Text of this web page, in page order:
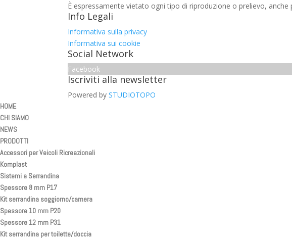
È espressamente vietato ogni tipo di riproduzione o prelievo, anche
Info Legali
Informativa sulla privacy
Informativa sui cookie
Social Network
Facebook
Iscriviti alla newsletter
Powered bySTUDIOTOPO
HOME
CHI SIAMO
NEWS
PRODOTTI
Accessori per Veicoli Ricreazionali
Komplast
Sistemi a Serrandina
Spessore 8 mm P17
Kit serrandina soggiorno/camera
Spessore 10 mm P20
Spessore 12 mm P31
Kit serrandina per toilette/doccia